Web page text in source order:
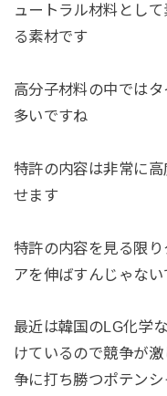
ュートラル材料とし
る素材です
高分子材料の中では
多いですね
特許の内容は非常に
せます
特許の内容を見る限
アを伸ばすんじゃない
最近は韓国のLG化学
けているので競争が
争に打ち勝つポテン